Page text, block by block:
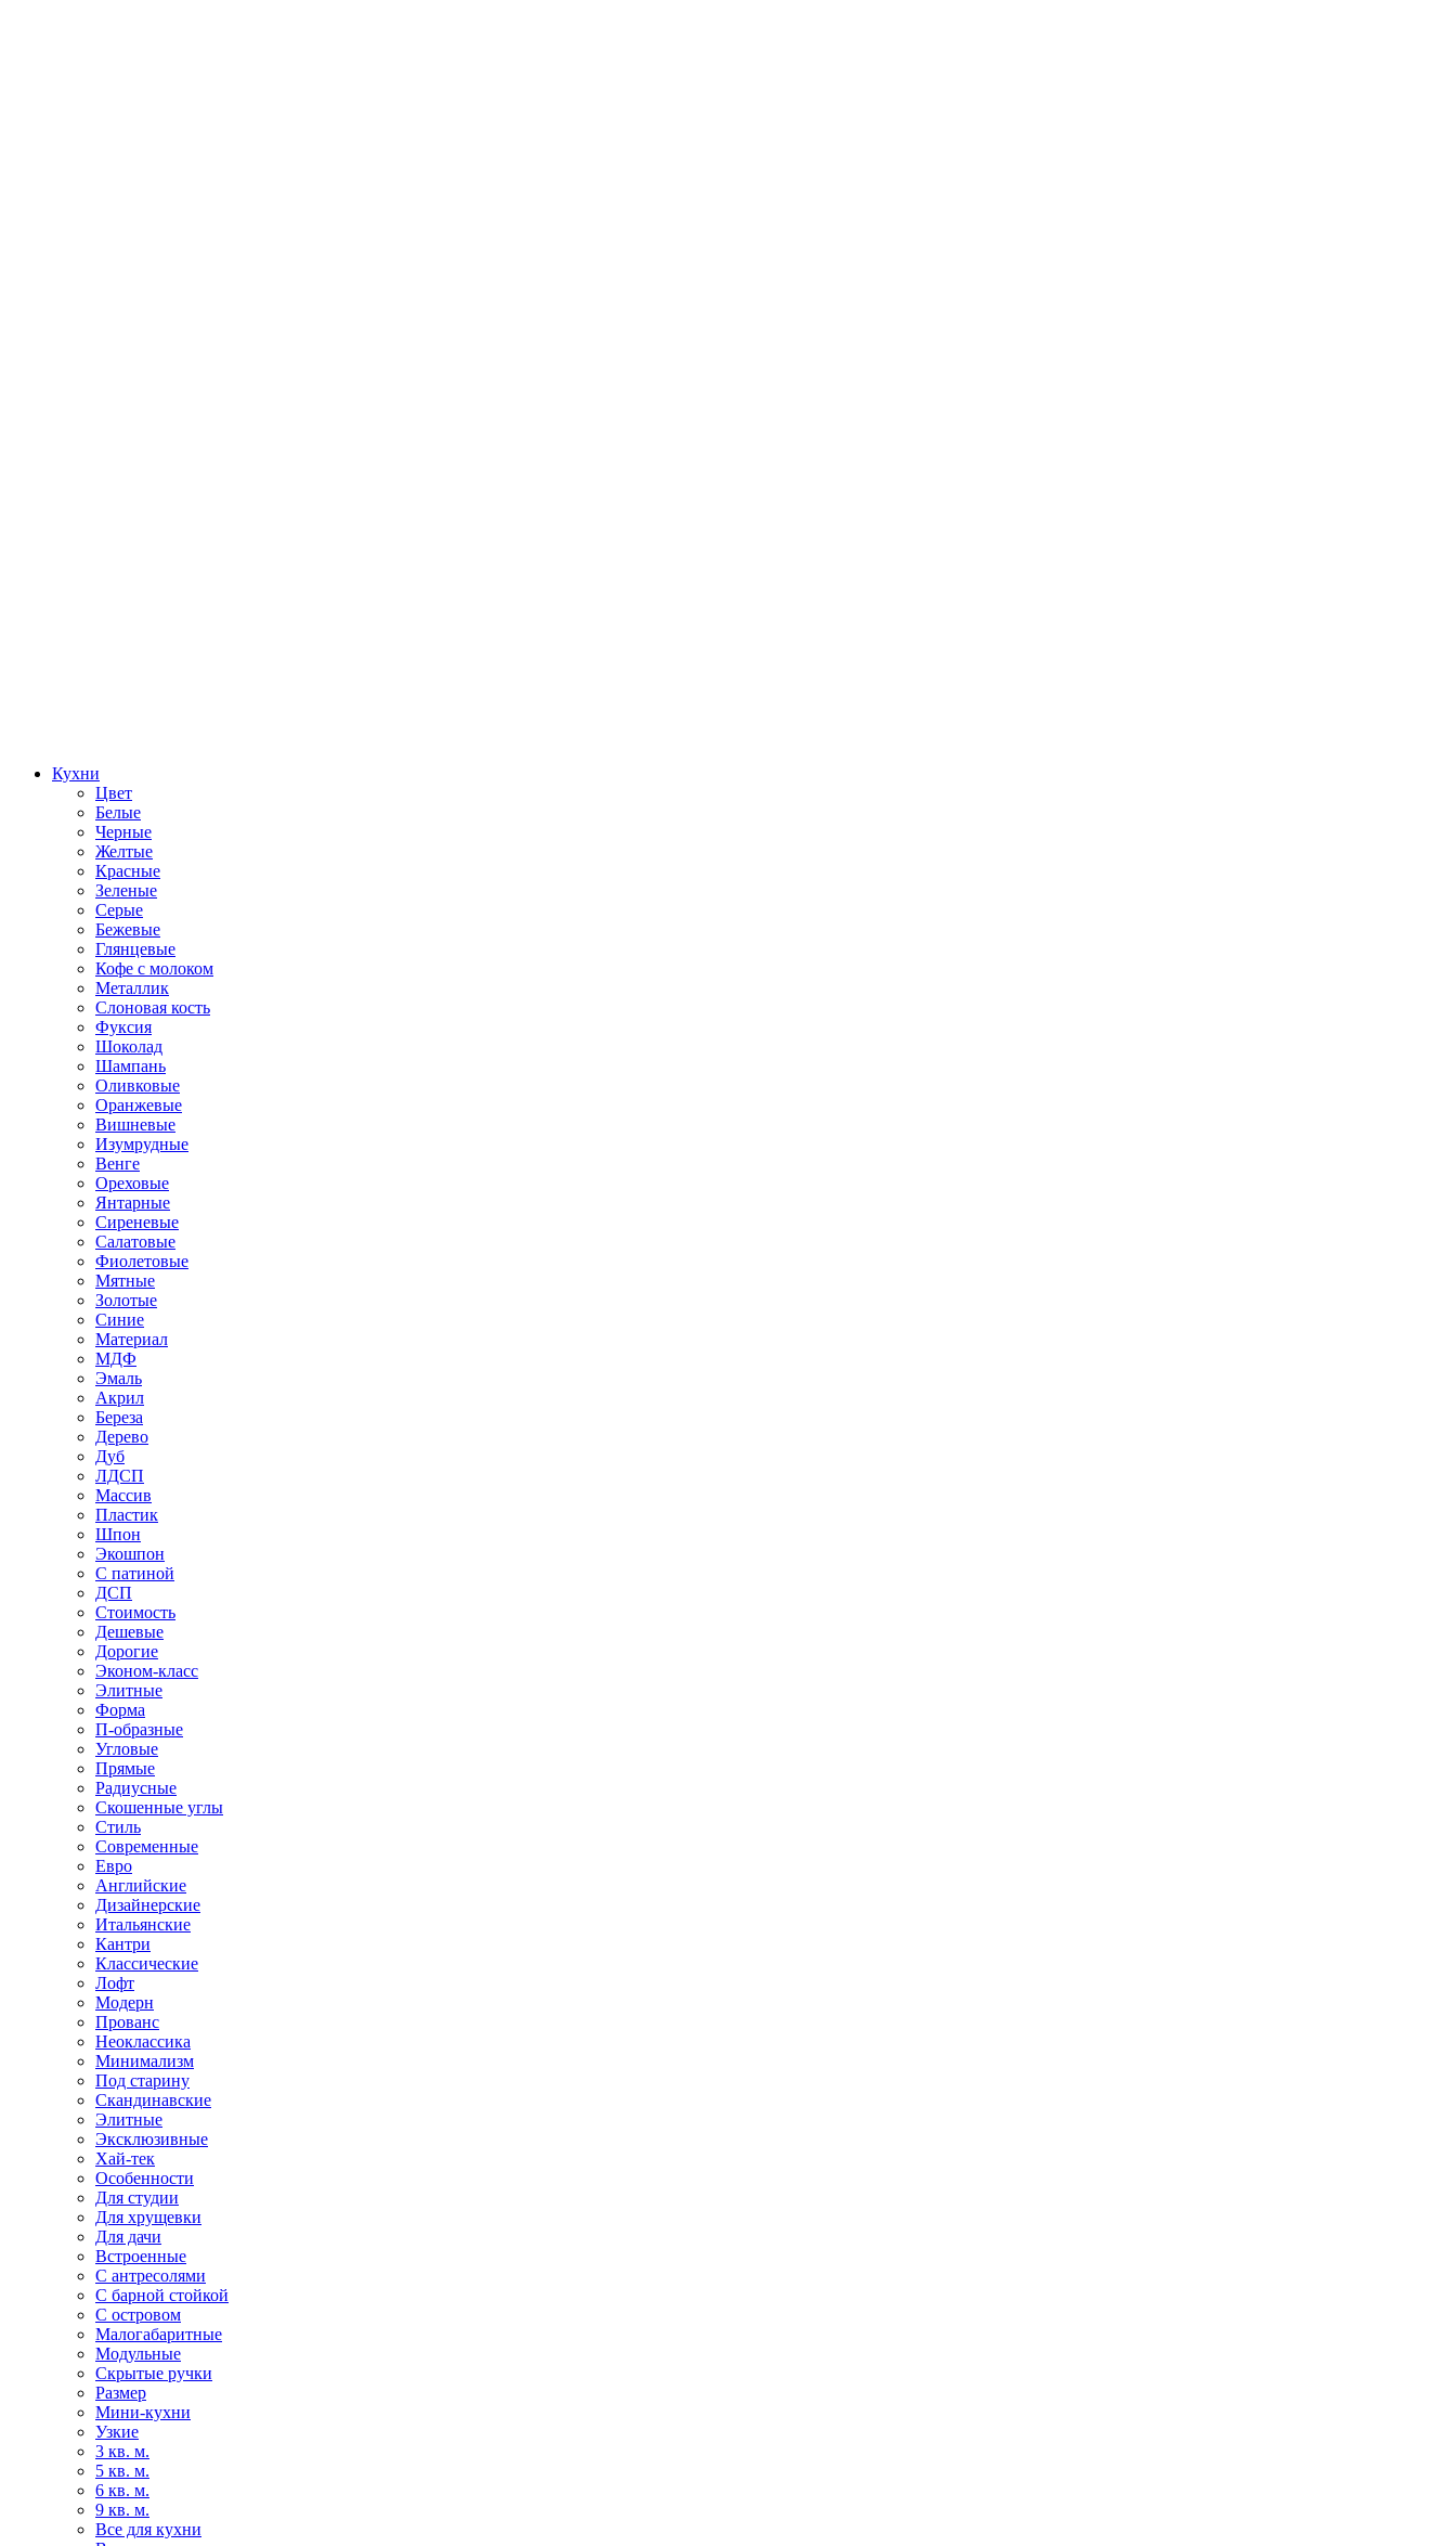
Кухни
Цвет
Белые
Черные
Желтые
Красные
Зеленые
Серые
Бежевые
Глянцевые
Кофе с молоком
Металлик
Слоновая кость
Фуксия
Шоколад
Шампань
Оливковые
Оранжевые
Вишневые
Изумрудные
Венге
Ореховые
Янтарные
Сиреневые
Салатовые
Фиолетовые
Мятные
Золотые
Синие
Материал
МДФ
Эмаль
Акрил
Береза
Дерево
Дуб
ЛДСП
Массив
Пластик
Шпон
Экошпон
С патиной
ДСП
Стоимость
Дешевые
Дорогие
Эконом-класс
Элитные
Форма
П-образные
Угловые
Прямые
Радиусные
Скошенные углы
Стиль
Современные
Евро
Английские
Дизайнерские
Итальянские
Кантри
Классические
Лофт
Модерн
Прованс
Неоклассика
Минимализм
Под старину
Скандинавские
Элитные
Эксклюзивные
Хай-тек
Особенности
Для студии
Для хрущевки
Для дачи
Встроенные
С антресолями
С барной стойкой
С островом
Малогабаритные
Модульные
Скрытые ручки
Размер
Мини-кухни
Узкие
3 кв. м.
5 кв. м.
6 кв. м.
9 кв. м.
Все для кухни